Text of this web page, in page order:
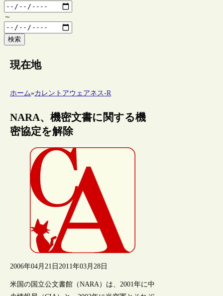
～
検索
現在地
ホーム»カレントアウェアネス-R
NARA、機密文書に関する機
密協定を解除
2006年04月21日 2011年03月28日
米国の国立公文書館（NARA）は、2001年に中